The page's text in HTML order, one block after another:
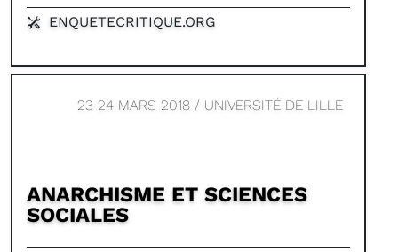
ENQUETECRITIQUE.ORG
23-24 MARS 2018 / UNIVERSITÉ DE LILLE
ANARCHISME ET SCIENCES
SOCIALES